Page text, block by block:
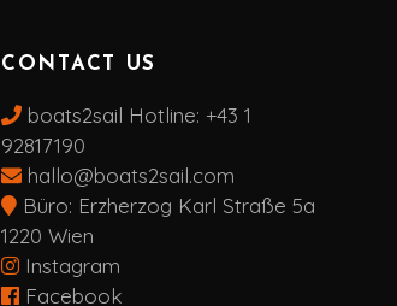
CONTACT US
boats2sail Hotline: +43 1
92817190
hallo@boats2sail.com
Büro: Erzherzog Karl Straße 5a
1220 Wien
Instagram
Facebook